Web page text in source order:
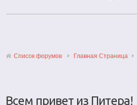
Список форумов Главная Страница
Всем привет из Питера!